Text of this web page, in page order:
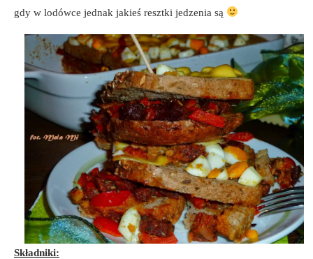
gdy w lodówce jednak jakieś resztki jedzenia są
Składniki: